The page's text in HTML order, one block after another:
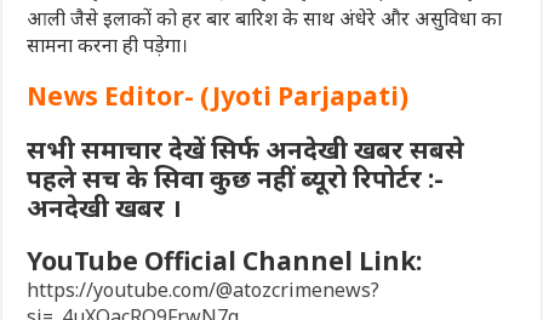
आली जैसे इलाकों को हर बार बारिश के साथ अंधेरे और असुविधा का
सामना करना ही पड़ेगा।
News Editor- (Jyoti Parjapati)
सभी समाचार देखें सिर्फ अनदेखी खबर सबसे
पहले सच के सिवा कुछ नहीं ब्यूरो रिपोर्टर :-
अनदेखी खबर ।
YouTube Official Channel Link:
https://youtube.com/@atozcrimenews?